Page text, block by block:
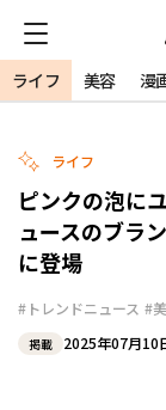
ライフ 美容 漫
ライフ
ピンクの泡に
ュースのブラ
に登場
#トレンドニュース #
掲載 2025年07月10